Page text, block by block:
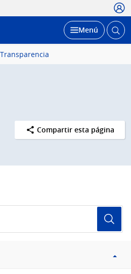
Desplegar
Menú Abrir
Transparencia
Compartir esta página